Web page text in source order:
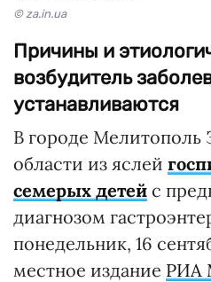
© za.in.ua
Причины и
возбудитель
устанавливаются
В городе Мелитополь
области из яслей
семерых детей с
диагнозом
понедельник, 16
местное издание РИА